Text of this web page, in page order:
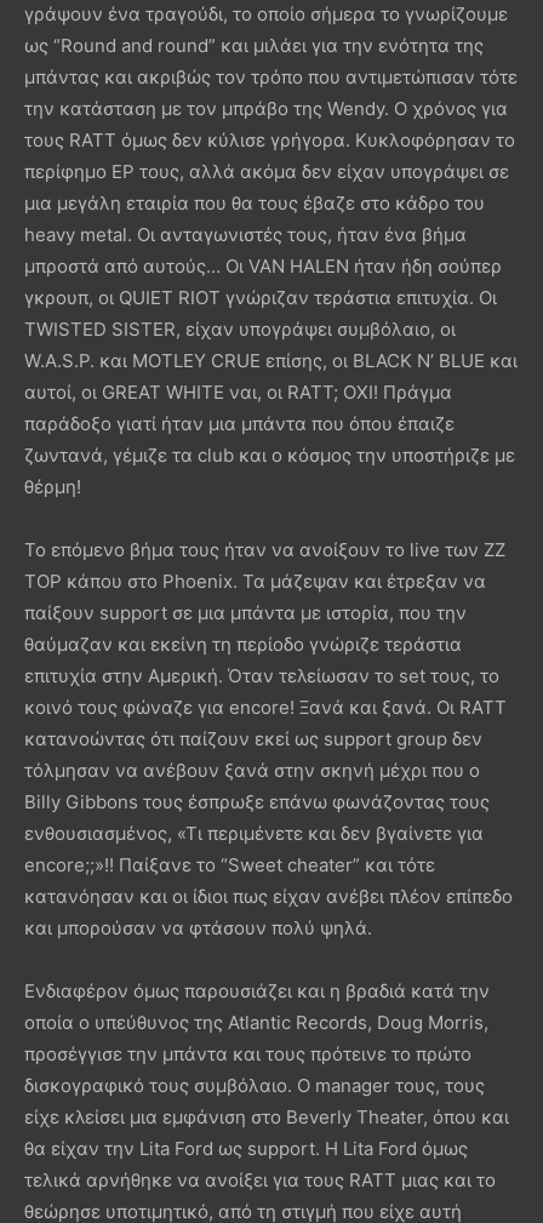
γράψουν ένα τραγούδι, το οποίο σήμερα το γνωρίζουμε
ως “Round and round” και μιλάει για την ενότητα της
μπάντας και ακριβώς τον τρόπο που αντιμετώπισαν τότε
την κατάσταση με τον μπράβο της Wendy. Ο χρόνος για
τους RATT όμως δεν κύλισε γρήγορα. Κυκλοφόρησαν το
περίφημο EP τους, αλλά ακόμα δεν είχαν υπογράψει σε
μια μεγάλη εταιρία που θα τους έβαζε στο κάδρο του
heavy metal. Οι ανταγωνιστές τους, ήταν ένα βήμα
μπροστά από αυτούς… Οι VAN HALEN ήταν ήδη σούπερ
γκρουπ, οι QUIET RIOT γνώριζαν τεράστια επιτυχία. Οι
TWISTED SISTER, είχαν υπογράψει συμβόλαιο, οι
W.A.S.P. και MOTLEY CRUE επίσης, οι BLACK N’ BLUE και
αυτοί, οι GREAT WHITE ναι, οι RATT; ΟΧΙ! Πράγμα
παράδοξο γιατί ήταν μια μπάντα που όπου έπαιζε
ζωντανά, γέμιζε τα club και ο κόσμος την υποστήριζε με
θέρμη!
Το επόμενο βήμα τους ήταν να ανοίξουν το live των ZZ
TOP κάπου στο Phoenix. Τα μάζεψαν και έτρεξαν να
παίξουν support σε μια μπάντα με ιστορία, που την
θαύμαζαν και εκείνη τη περίοδο γνώριζε τεράστια
επιτυχία στην Αμερική. Όταν τελείωσαν το set τους, το
κοινό τους φώναζε για encore! Ξανά και ξανά. Οι RATT
κατανοώντας ότι παίζουν εκεί ως support group δεν
τόλμησαν να ανέβουν ξανά στην σκηνή μέχρι που ο
Billy Gibbons τους έσπρωξε επάνω φωνάζοντας τους
ενθουσιασμένος, «Τι περιμένετε και δεν βγαίνετε για
encore;;»!! Παίξανε το “Sweet cheater” και τότε
κατανόησαν και οι ίδιοι πως είχαν ανέβει πλέον επίπεδο
και μπορούσαν να φτάσουν πολύ ψηλά.
Ενδιαφέρον όμως παρουσιάζει και η βραδιά κατά την
οποία ο υπεύθυνος της Atlantic Records, Doug Morris,
προσέγγισε την μπάντα και τους πρότεινε το πρώτο
δισκογραφικό τους συμβόλαιο. Ο manager τους, τους
είχε κλείσει μια εμφάνιση στο Beverly Theater, όπου και
θα είχαν την Lita Ford ως support. Η Lita Ford όμως
τελικά αρνήθηκε να ανοίξει για τους RATT μιας και το
θεώρησε υποτιμητικό, από τη στιγμή που είχε αυτή